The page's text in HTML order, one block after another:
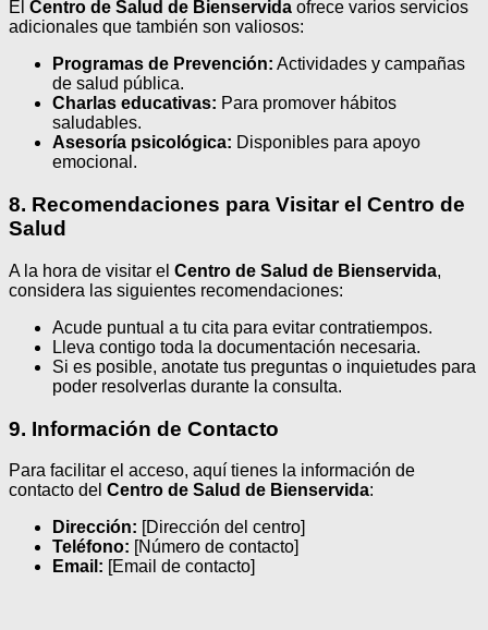
El Centro de Salud de Bienservida ofrece varios servicios
adicionales que también son valiosos:
Programas de Prevención: Actividades y campañas
de salud pública.
Charlas educativas: Para promover hábitos
saludables.
Asesoría psicológica: Disponibles para apoyo
emocional.
8. Recomendaciones para Visitar el Centro de
Salud
A la hora de visitar el Centro de Salud de Bienservida,
considera las siguientes recomendaciones:
Acude puntual a tu cita para evitar contratiempos.
Lleva contigo toda la documentación necesaria.
Si es posible, anotate tus preguntas o inquietudes para
poder resolverlas durante la consulta.
9. Información de Contacto
Para facilitar el acceso, aquí tienes la información de
contacto del Centro de Salud de Bienservida:
Dirección: [Dirección del centro]
Teléfono: [Número de contacto]
Email: [Email de contacto]